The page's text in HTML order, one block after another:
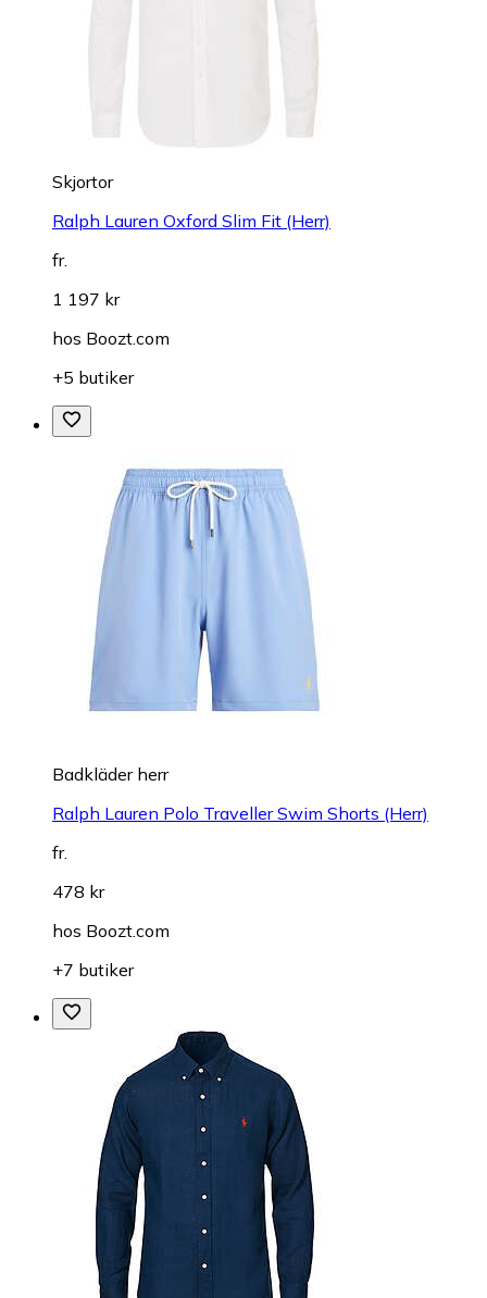
Skjortor
Ralph Lauren Oxford Slim Fit (Herr)
fr.
1 197 kr
hos Boozt.com
+5 butiker
Badkläder herr
Ralph Lauren Polo Traveller Swim Shorts (Herr)
fr.
478 kr
hos Boozt.com
+7 butiker